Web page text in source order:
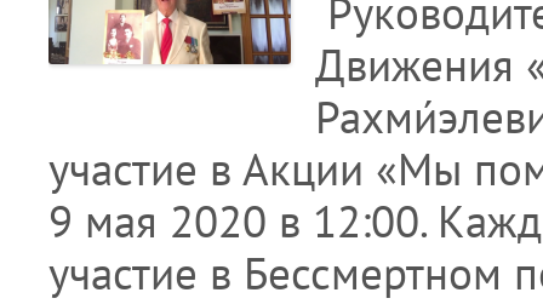
Движения
участие в Акции «Мы
9 мая 2020 в 12:00.
участие в Бессмертном